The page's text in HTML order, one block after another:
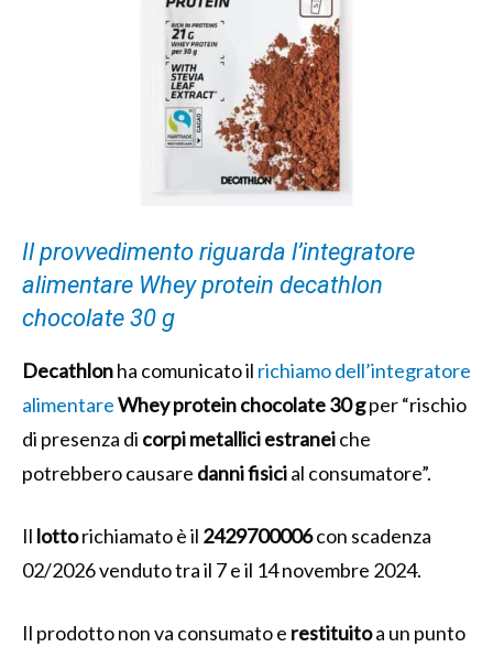
Il provvedimento riguarda l’integratore
alimentare Whey protein decathlon
chocolate 30 g
Decathlonha comunicato il richiamo dell’integratore
alimentareWhey protein chocolate 30 gper “rischio
di presenza di corpi metallici estraneiche
potrebbero causare dannifisicial consumatore”.
Il lottorichiamato è il 2429700006con scadenza
02/2026 venduto tra il 7 e il 14 novembre 2024.
Il prodotto non va consumato e restituitoa un punto